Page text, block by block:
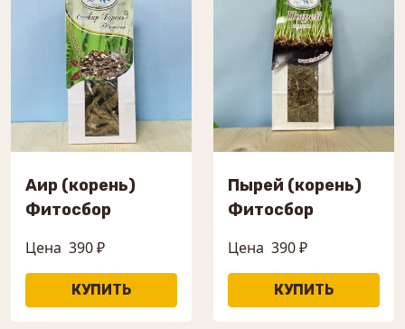
Аир (корень)
Фитосбор
Цена 390 ₽
Пырей (корень)
Фитосбор
Цена 390 ₽